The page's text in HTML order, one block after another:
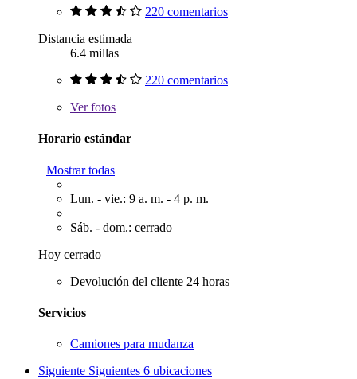
220 comentarios
Distancia estimada
6.4 millas
220 comentarios
Verfotos
Horario estándar
Mostrar todas
Lun. - vie.: 9 a. m. - 4 p. m.
Sáb. - dom.: cerrado
Hoy cerrado
Devolución del cliente 24 horas
Servicios
Camiones para mudanza
Siguiente Siguientes 6 ubicaciones